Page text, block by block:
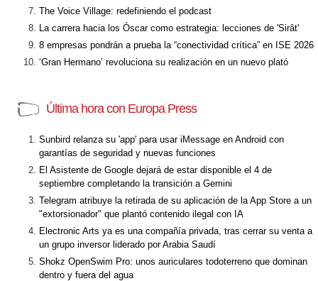
The Voice Village: redefiniendo el podcast
La carrera hacia los Óscar como estrategia: lecciones de 'Sirât'
8 empresas pondrán a prueba la “conectividad crítica” en ISE 2026
‘Gran Hermano’ revoluciona su realización en un nuevo plató
Última hora con Europa Press
Sunbird relanza su 'app' para usar iMessage en Android con
garantías de seguridad y nuevas funciones
El Asistente de Google dejará de estar disponible el 4 de
septiembre completando la transición a Gemini
Telegram atribuye la retirada de su aplicación de la App Store a un
"extorsionador" que plantó contenido ilegal con IA
Electronic Arts ya es una compañía privada, tras cerrar su venta a
un grupo inversor liderado por Arabia Saudí
Shokz OpenSwim Pro: unos auriculares todoterreno que dominan
dentro y fuera del agua